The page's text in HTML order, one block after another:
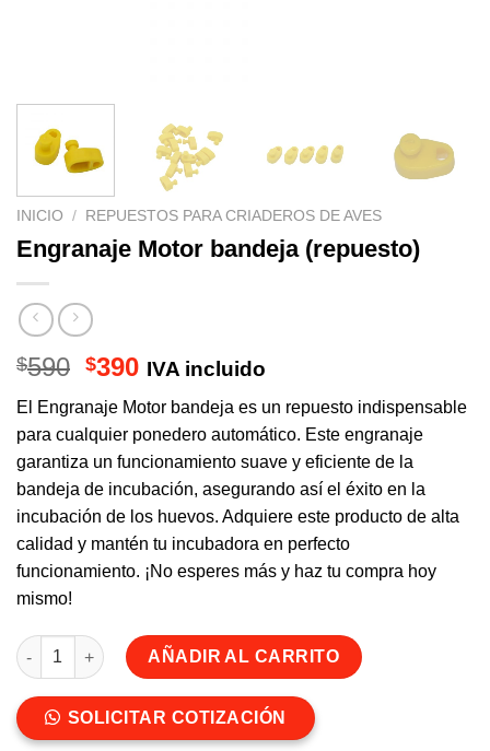
INICIO / REPUESTOS PARA CRIADEROS DE AVES
Engranaje Motor bandeja (repuesto)
$590 El
original
era:
$590.
$390El
actual
es:
$390.
IVA incluido
El Engranaje Motor bandeja es un repuesto indispensable
para cualquier ponedero automático. Este engranaje
garantiza un funcionamiento suave y eficiente de la
bandeja de incubación, asegurando así el éxito en la
incubación de los huevos. Adquiere este producto de alta
calidad y mantén tu incubadora en perfecto
funcionamiento. ¡No esperes más y haz tu compra hoy
mismo!
Engranaje Motor bandeja (repuesto) cantidad
AÑADIR AL CARRITO
SOLICITAR COTIZACIÓN